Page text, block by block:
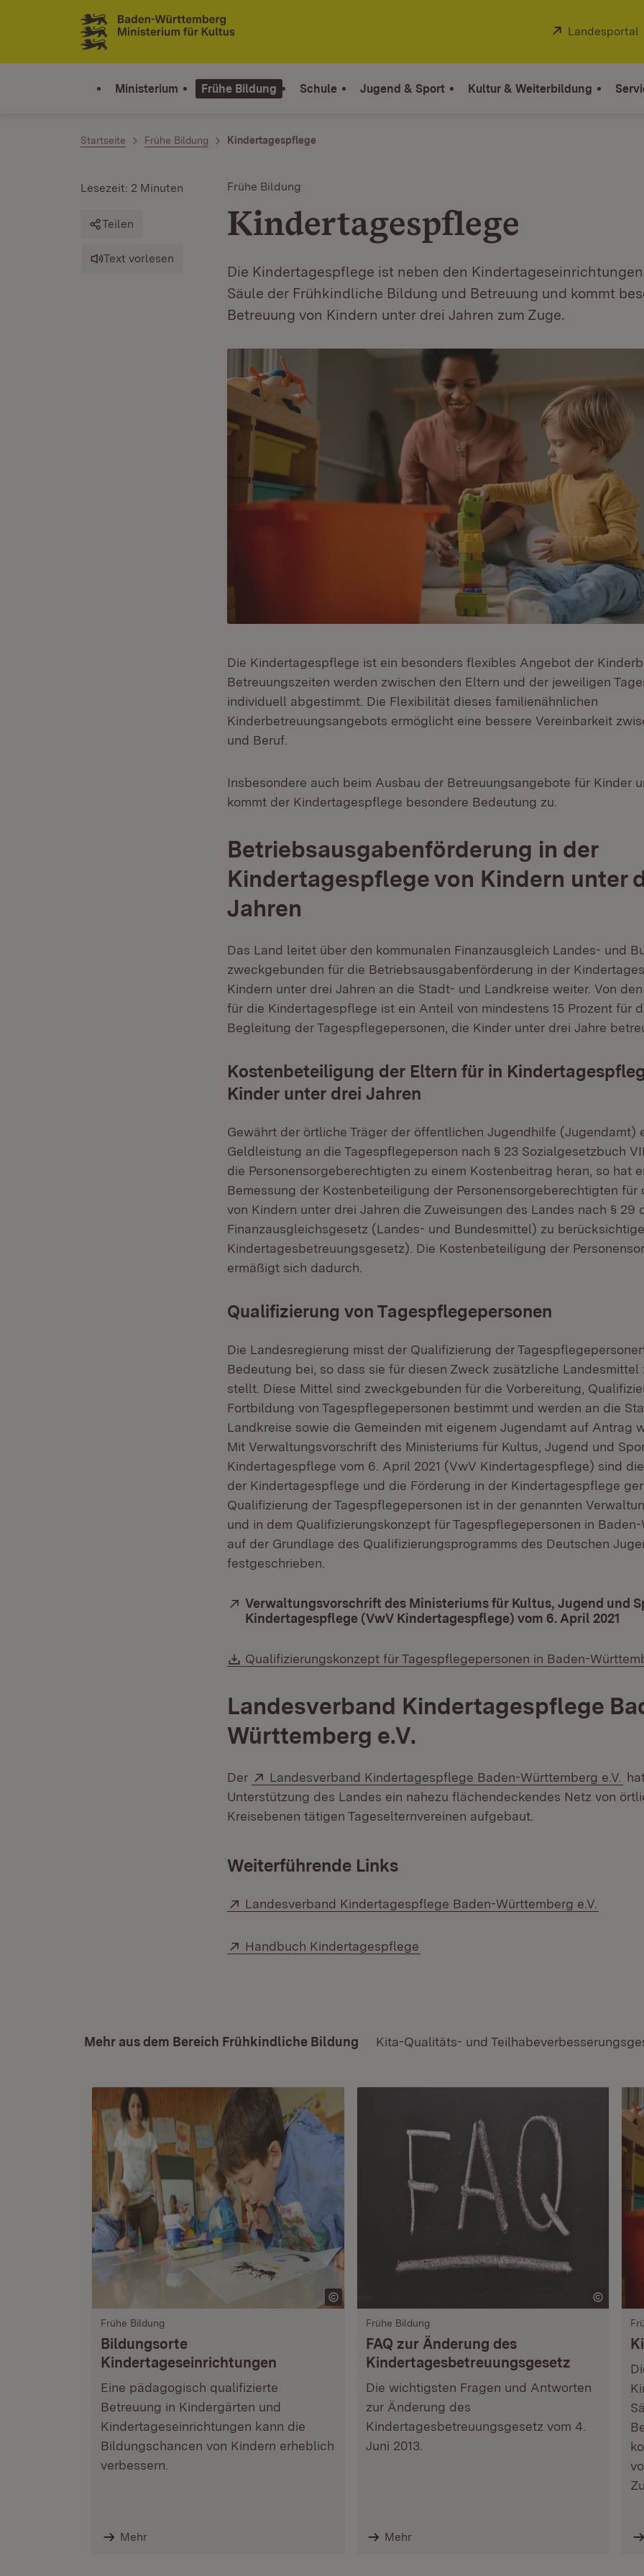
Zum Inhalt springen
Link zur Startseite
Extern:
Landesportal
Ministerium Frühe Bildung Schule Jugend & Sport Kultur & Weiterbildung
Startseite Frühe Bildung Kindertagespflege
Frühe Bildung
Kindertagespflege
Die Kindertagespflege ist neben den
Säule der Frühkindliche Bildung und Betreuung und kommt
Betreuung von Kindern unter drei Jahren zum Zuge.
Lesezeit: 2 Minuten
Teilen
Text vorlesen
Die Kindertagespflege ist ein besonders flexibles Angebot der
Betreuungszeiten werden zwischen den Eltern und der jeweiligen
individuell abgestimmt. Die Flexibilität dieses familienähnlichen
Kinderbetreuungsangebots ermöglicht eine bessere Vereinbarkeit
und Beruf.
Insbesondere auch beim Ausbau der Betreuungsangebote für Kinder
kommt der Kindertagespflege besondere Bedeutung zu.
Betriebsausgabenförderung in der
Kindertagespflege von Kindern unter
Jahren
Das Land leitet über den kommunalen Finanzausgleich Landes- und
zweckgebunden für die Betriebsausgabenförderung in der
Kindern unter drei Jahren an die Stadt- und Landkreise weiter. Von
für die Kindertagespflege ist ein Anteil von mindestens 15 Prozent für
Begleitung der Tagespflegepersonen, die Kinder unter drei Jahre
Kostenbeteiligung der Eltern für in
Kinder unter drei Jahren
Gewährt der örtliche Träger der öffentlichen Jugendhilfe (Jugendamt)
Geldleistung an die Tagespflegeperson nach § 23 Sozialgesetzbuch
die Personensorgeberechtigten zu einem Kostenbeitrag heran, so hat
Bemessung der Kostenbeteiligung der Personensorgeberechtigten für
von Kindern unter drei Jahren die Zuweisungen des Landes nach § 29
Finanzausgleichsgesetz (Landes- und Bundesmittel) zu
Kindertagesbetreuungsgesetz). Die Kostenbeteiligung der
ermäßigt sich dadurch.
Qualifizierung von Tagespflegepersonen
Die Landesregierung misst der Qualifizierung der
Bedeutung bei, so dass sie für diesen Zweck zusätzliche Landesmittel
stellt. Diese Mittel sind zweckgebunden für die Vorbereitung,
Fortbildung von Tagespflegepersonen bestimmt und werden an die
Landkreise sowie die Gemeinden mit eigenem Jugendamt auf Antrag
Mit Verwaltungsvorschrift des Ministeriums für Kultus, Jugend und
Kindertagespflege vom 6. April 2021 (VwV Kindertagespflege) sind
der Kindertagespflege und die Förderung in der Kindertagespflege
Qualifizierung der Tagespflegepersonen ist in der genannten
und in dem Qualifizierungskonzept für Tagespflegepersonen in
auf der Grundlage des Qualifizierungsprogramms des Deutschen
festgeschrieben.
Extern:
Verwaltungsvorschrift des Ministeriums für Kultus, Jugend und
Kindertagespflege (VwV Kindertagespflege) vom 6. April 2021
Download:
Qualifizierungskonzept für Tagespflegepersonen in Baden-
Landesverband Kindertagespflege
Württemberg e.V.
Der Extern:
Landesverband Kindertagespflege Baden-Württemberg e.V.
Unterstützung des Landes ein nahezu flächendeckendes Netz von
Kreisebenen tätigen Tageselternvereinen aufgebaut.
Weiterführende Links
Extern:
Landesverband Kindertagespflege Baden-Württemberg e.V.
Extern:
Handbuch Kindertagespflege
Mehr aus dem Bereich Frühkindliche Bildung Kita-Qualitäts- und
Frühe Bildung
Bildungsorte
Kindertageseinrichtungen
Eine pädagogisch qualifizierte
Betreuung in Kindergärten und
Kindertageseinrichtungen kann die
Bildungschancen von Kindern erheblich
verbessern.
Mehr
Frühe Bildung
FAQ zur Änderung des
Kindertagesbetreuungsgesetz
Die wichtigsten Fragen und Antworten
zur Änderung des
Kindertagesbetreuungsgesetz vom 4.
Juni 2013.
Mehr